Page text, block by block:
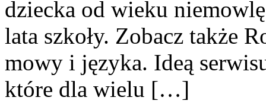
dziecka od wieku
lata szkoły. Zobacz także
mowy i języka. Ideą
które dla wielu […]